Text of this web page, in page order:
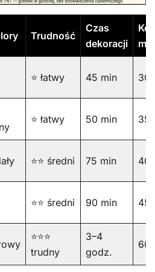
Trudność
Czas
dekoracji
⭐ łatwy 45 min
⭐ łatwy 50 min
⭐⭐ średni 75 min
⭐⭐ średni 90 min
⭐⭐⭐
trudny
3–4
godz.